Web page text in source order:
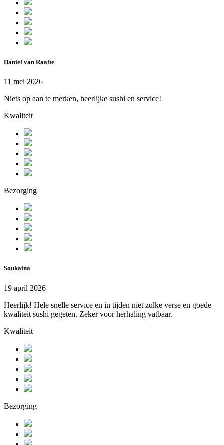
Daniel van Raalte
11 mei 2026
Niets op aan te merken, heerlijke sushi en service!
Kwaliteit
Bezorging
Soukaina
19 april 2026
Heerlijk! Hele snelle service en in tijden niet zulke verse en goede
kwaliteit sushi gegeten. Zeker voor herhaling vatbaar.
Kwaliteit
Bezorging